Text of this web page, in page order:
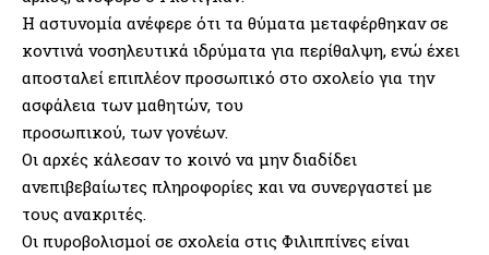
Η αστυνομία ανέφερε ότι τα θύματα μεταφέρθηκαν σε
κοντινά νοσηλευτικά ιδρύματα για περίθαλψη, ενώ έχει
αποσταλεί επιπλέον προσωπικό στο σχολείο για την
ασφάλεια των μαθητών, του
προσωπικού, των γονέων.
Οι αρχές κάλεσαν το κοινό να μην διαδίδει
ανεπιβεβαίωτες πληροφορίες και να συνεργαστεί με
τους ανακριτές.
Οι πυροβολισμοί σε σχολεία στις Φιλιππίνες είναι